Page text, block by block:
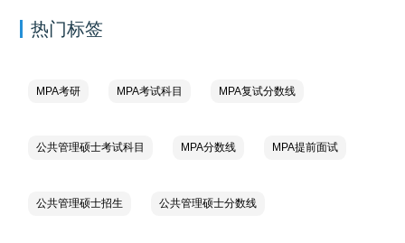
热门标签
MPA考研 MPA考试科目 MPA复试分数线
公共管理硕士考试科目 MPA分数线 MPA提前面试
公共管理硕士招生 公共管理硕士分数线